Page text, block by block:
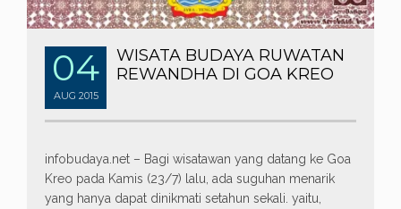
04
AUG 2015
WISATA BUDAYA RUWATAN
REWANDHA DI GOA KREO
infobudaya.net – Bagi wisatawan yang datang ke Goa
Kreo pada Kamis (23/7) lalu, ada suguhan menarik
yang hanya dapat dinikmati setahun sekali. yaitu,